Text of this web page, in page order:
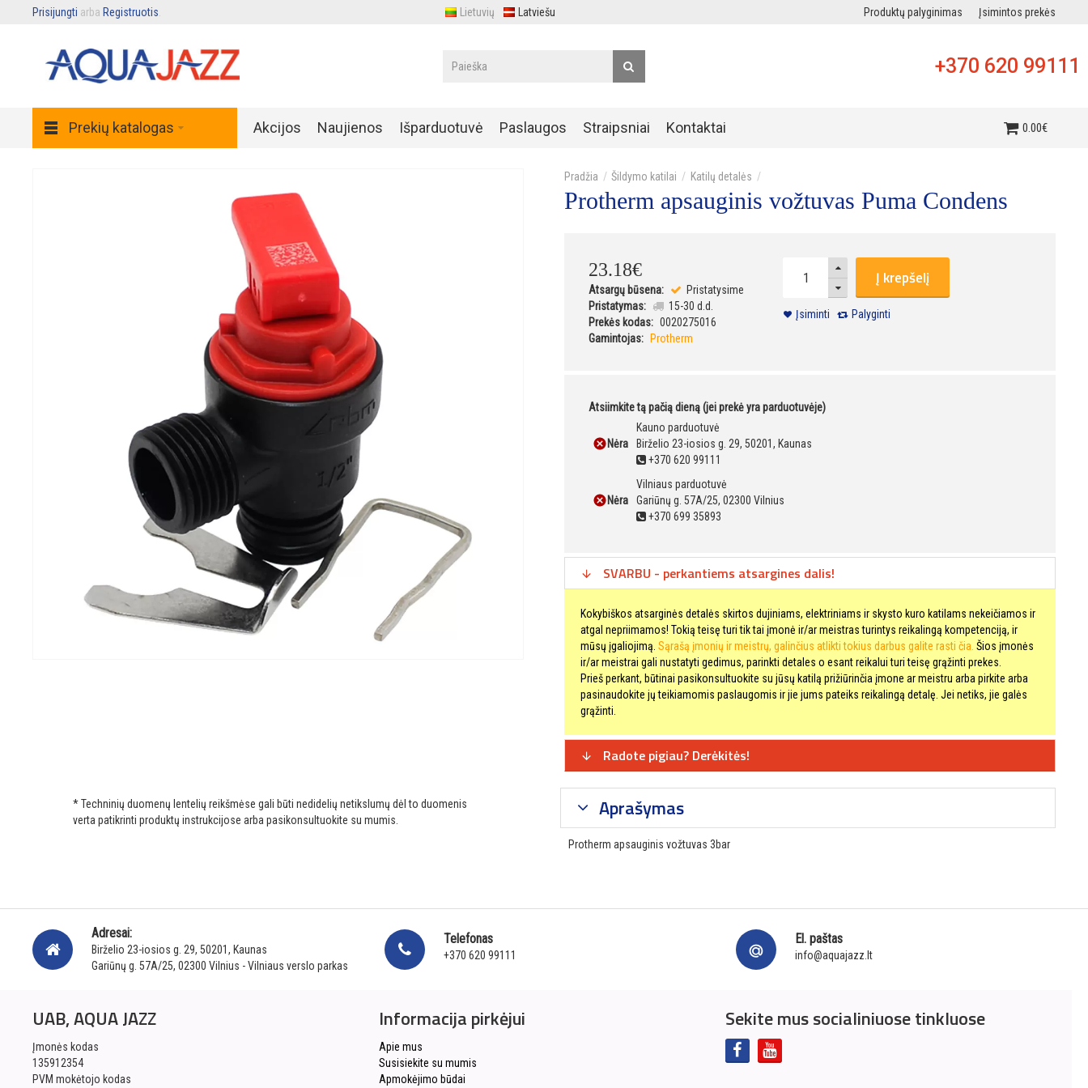
Prisijungti arba Registruotis Lietuvių Latviešu Produktų palyginimas Įsimintos prekės
+370 620 99111
Prekių katalogas Akcijos Naujienos Išparduotuvė Paslaugos Straipsniai Kontaktai 0.00€
Šildymo katilai Katilų detalės
Protherm apsauginis vožtuvas Puma Condens
23.18€
Atsargų būsena:
Pristatysime
Pristatymas:
15-30 d.d.
Prekės kodas: 0020275016
Gamintojas:
Protherm
Į krepšelį
Įsiminti Palyginti
Atsiimkite tą pačią dieną (jei prekė yra parduotuvėje)
Nėra
Kauno parduotuvė
Birželio 23-iosios g. 29, 50201, Kaunas
+370 620 99111
Nėra
Vilniaus parduotuvė
Gariūnų g. 57A/25, 02300 Vilnius
+370 699 35893
SVARBU - perkantiems atsargines dalis!
Kokybiškos atsarginės detalės skirtos dujiniams, elektriniams ir skysto kuro katilams nekeičiamos ir
atgal nepriimamos! Tokią teisę turi tik tai įmonė ir/ar meistras turintys reikalingą kompetenciją, ir
mūsų įgaliojimą. Sąrašą įmonių ir meistrų, galinčius atlikti tokius darbus galite rasti čia. Šios įmonės
ir/ar meistrai gali nustatyti gedimus, parinkti detales o esant reikalui turi teisę grąžinti prekes.
Prieš perkant, būtinai pasikonsultuokite su jūsų katilą prižiūrinčia įmone ar meistru arba pirkite arba
pasinaudokite jų teikiamomis paslaugomis ir jie jums pateiks reikalingą detalę. Jei netiks, jie galės
grąžinti.
Radote pigiau? Derėkitės!
* Techninių duomenų lentelių reikšmėse gali būti nedidelių netikslumų dėl to duomenis
verta patikrinti produktų instrukcijose arba pasikonsultuokite su mumis.
Aprašymas
Protherm apsauginis vožtuvas 3bar
Adresai:
Birželio 23-iosios g. 29, 50201, Kaunas
Gariūnų g. 57A/25, 02300 Vilnius - Vilniaus verslo parkas
Telefonas
+370 620 99111
El. paštas
info@aquajazz.lt
UAB, AQUA JAZZ
Įmonės kodas
135912354
PVM mokėtojo kodas
Informacija pirkėjui
Apie mus
Susisiekite su mumis
Apmokėjimo būdai
Sekite mus socialiniuose tinkluose